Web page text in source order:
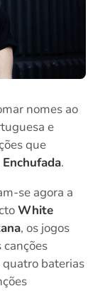
nomes ao
e
que
Enchufada.
se agora a
White
, os jogos
canções
quatro baterias